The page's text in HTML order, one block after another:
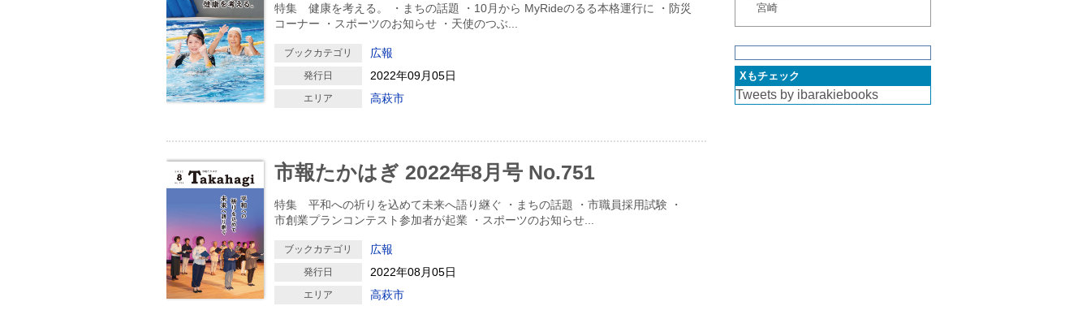
特集 健康を考える。 ・まちの話題 ・10月から MyRideのるる本格運行に ・防災
コーナー ・スポーツのお知らせ ・天使のつぶ
ブックカテゴリ 広報
発行日 2022年09月05日
エリア 高萩市
市報たかはぎ 2022年8月号 No.751
特集 平和への祈りを込めて未来へ語り継ぐ ・まちの話題 ・市職員採用試験 ・
市創業プランコンテスト参加者が起業 ・スポーツのお知らせ...
ブックカテゴリ 広報
発行日 2022年08月05日
エリア 高萩市
宮崎
Xもチェック
Tweets by ibarakiebooks